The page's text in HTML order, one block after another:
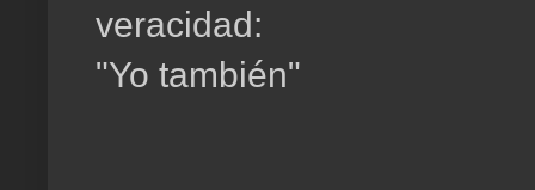
veracidad:
"Yo también"